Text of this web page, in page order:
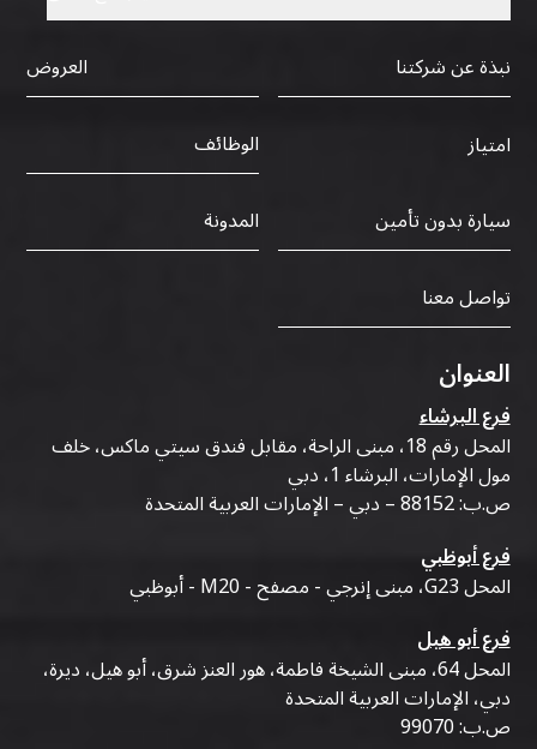
نبذة عن شركتنا
العروض
امتياز
الوظائف
سيارة بدون تأمين
المدونة
تواصل معنا
العنوان
فرع البرشاء
المحل رقم 18، مبنى الراحة، مقابل فندق سيتي ماكس، خلف
مول الإمارات، البرشاء 1، دبي
ص.ب: 88152 – دبي – الإمارات العربية المتحدة
فرع أبوظبي
المحل G23، مبنى إنرجي - مصفح - M20 - أبوظبي
فرع أبو هيل
المحل 64، مبنى الشيخة فاطمة، هور العنز شرق، أبو هيل، ديرة،
دبي، الإمارات العربية المتحدة
ص.ب: 99070